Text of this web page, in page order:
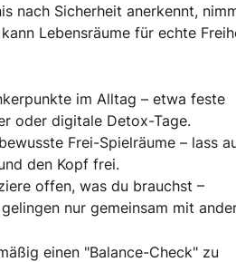
nach Sicherheit anerkennt,
Lebensräume für echte
im Alltag – etwa feste
oder digitale Detox-Tage.
Frei-Spielräume – lass
den Kopf frei.
offen, was du brauchst –
nur gemeinsam mit
einen "Balance-Check" zu